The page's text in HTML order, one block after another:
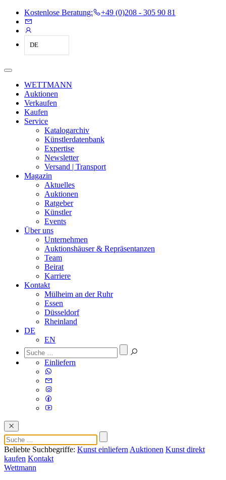
Kostenlose Beratung: +49 (0)208 - 305 90 81
DE
WETTMANN
Auktionen
Verkaufen
Kaufen
Service
Katalogarchiv
Künstlerdatenbank
Expertise
Newsletter
Versand | Transport
Magazin
Aktuelles
Auktionen
Ratgeber
Künstler
Events
Über uns
Unternehmen
Auktionshäuser & Repräsentanzen
Team
Beirat
Karriere
Kontakt
Mülheim an der Ruhr
Essen
Düsseldorf
Rheinland
DE
EN
Einliefern
Beliebte Suchbegriffe: Kunst einliefern Auktionen Kunst direkt
kaufen Kontakt
Wettmann